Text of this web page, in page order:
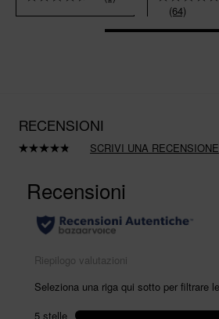
(64)
RECENSIONI
Leggi
Stesso
link
alla
pagina.
SCRIVI UNA RECENSIONE